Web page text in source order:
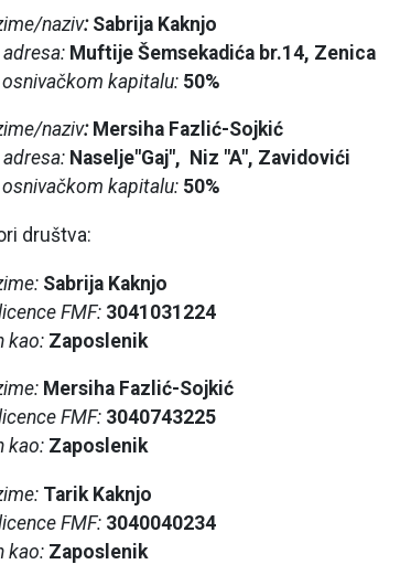
naziv:Sabrija Kaknjo
Muftije Šemsekadića br.14, Zenica
osnivačkom kapitalu: 50%
naziv:Mersiha Fazlić-Sojkić
Naselje"Gaj", Niz "A", Zavidovići
osnivačkom kapitalu: 50%
društva:
Sabrija Kaknjo
FMF: 3041031224
kao: Zaposlenik
Mersiha Fazlić-Sojkić
FMF: 3040743225
kao: Zaposlenik
Tarik Kaknjo
FMF:3040040234
kao: Zaposlenik